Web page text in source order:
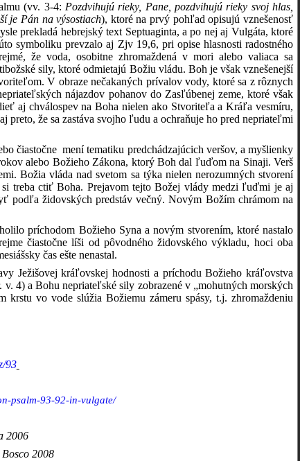
(vv. 3-4: Pozdvihujú rieky, Pane, pozdvihujú rieky svoj hlas,
je Pán na výsostiach), ktoré na prvý pohľad opisujú vznešenosť
prekladá hebrejský text Septuaginta, a po nej aj Vulgáta, ktoré
symboliku prevzalo aj Zjv 19,6, pri opise hlasnosti radostného
že voda, osobitne zhromaždená v mori alebo valiaca sa
sily, ktoré odmietajú Božiu vládu. Boh je však vznešenejší
V obraze nečakaných prívalov vody, ktoré sa z rôznych
nájazdov pohanov do Zasľúbenej zeme, ktoré však
aj chválospev na Boha nielen ako Stvoriteľa a Kráľa vesmíru,
preto, že sa zastáva svojho ľudu a ochraňuje ho pred nepriateľmi
čiastočne mení tematiku predchádzajúcich veršov, a myšlienky
alebo Božieho Zákona, ktorý Boh dal ľuďom na Sinaji. Verš
Božia vláda nad svetom sa týka nielen nerozumných stvorení
treba ctiť Boha. Prejavom tejto Božej vlády medzi ľuďmi je aj
podľa židovských predstáv večný. Novým Božím chrámom na
príchodom Božieho Syna a novým stvorením, ktoré nastalo
čiastočne líši od pôvodného židovského výkladu, hoci oba
čas ešte nenastal.
Ježišovej kráľovskej hodnosti a príchodu Božieho kráľovstva
4) a Bohu nepriateľské sily zobrazené v „mohutných morských
vo vode slúžia Božiemu zámeru spásy, t.j. zhromaždeniu
93
psalm-93-92-in-vulgate/
2006
2008